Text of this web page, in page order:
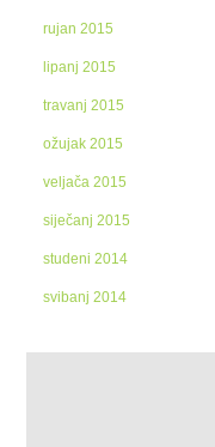
rujan 2015
lipanj 2015
travanj 2015
ožujak 2015
veljača 2015
siječanj 2015
studeni 2014
svibanj 2014